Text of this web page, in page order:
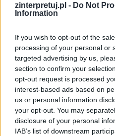
zinterpretuj.pl - Do Not
Information
If you wish to opt-out of the
processing of your personal or
targeted advertising by us,
section to confirm your
opt-out request is processed
interest-based ads based on
us or personal information
your opt-out. You may
disclosure of your personal
IAB’s list of downstream
również współcześnie.
odrobiliśmy lekcję
prawie sto lat temu?
powstrzymywać swoje
pieniądzom i dobrom
odpowiednie miejsce w
Oczywiście na te
odpowiedzieć sobie
wnioski wypadałyby